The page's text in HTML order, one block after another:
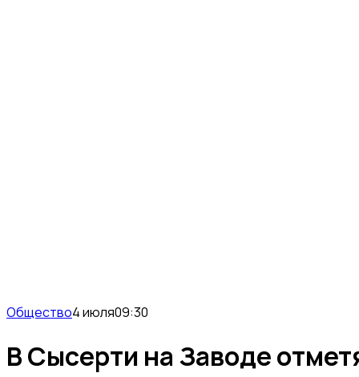
Общество4 июля09:30
В Сысерти на Заводе